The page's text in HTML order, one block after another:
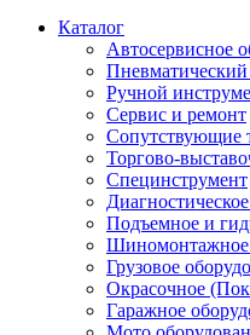
Каталог
Автосервисное
Ручной
Сервис и ремонт
Сопутствующие
Торгово-
Специнструмент
Подъемное и
Шиномонтажное
Грузовое
Окрасочное
Гаражное